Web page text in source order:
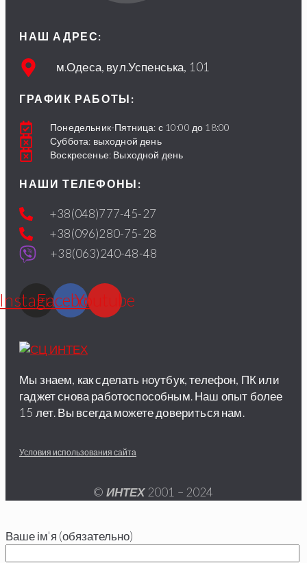
НАШ АДРЕС:
м.Одеса, вул.Успенська, 101
ГРАФИК РАБОТЫ:
Понедельник-Пятница: с 10:00 до 18:00
Суббота: выходной день
Воскресенье: Выходной день
НАШИ ТЕЛЕФОНЫ:
+38(048)777-45-27
+38(096)280-75-28
+38(063)240-48-48
Instagram
FacebookYoutube
Мы знаем, как сделать ноутбук, телефон, ПК или
гаджет снова работоспособным. Наш опыт более
15 лет. Вы всегда можете довериться нам.
Условия использования сайта
© ИНТЕХ 2001 – 2024
Ваше ім'я (обязательно)